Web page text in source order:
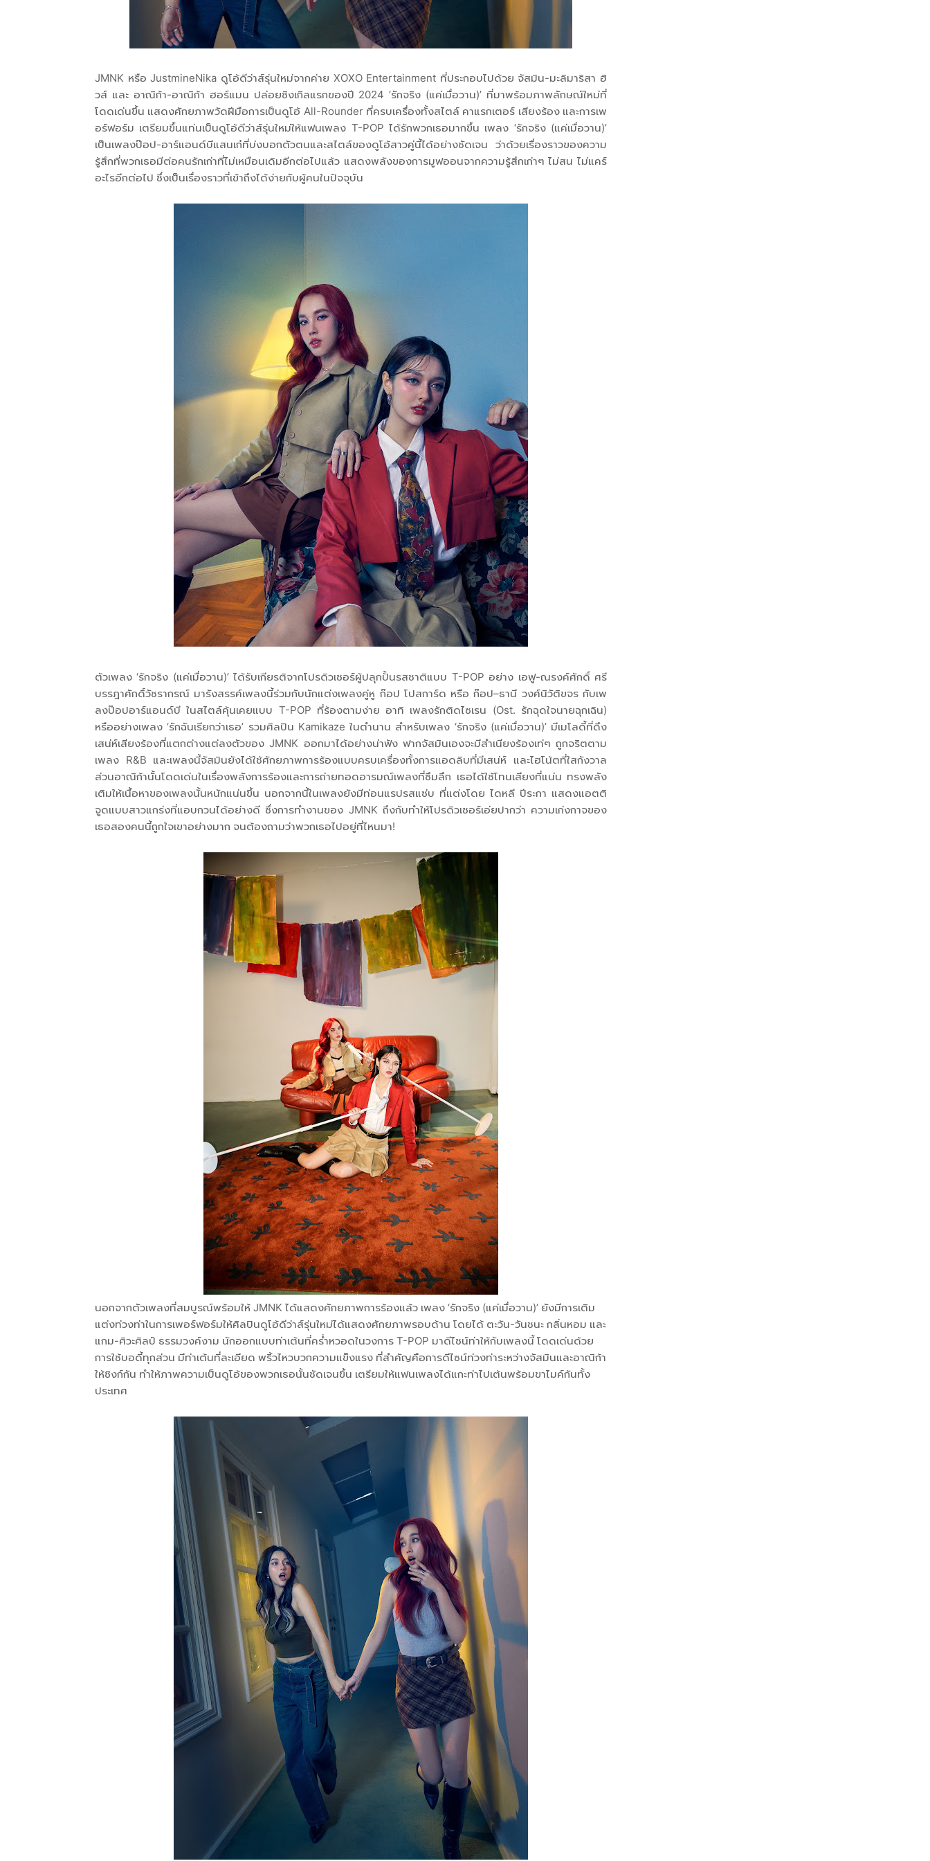
JMNK หรือ JustmineNika ดูโอ้ดีว่าส์รุ่นใหม่จากค่าย XOXO Entertainment ที่ประกอบไปด้วย จัสมิน-มะลิมาริสา ฮิ
วส์ และ อาณิก้า-อาณิก้า ฮอร์แมน ปล่อยซิงเกิลแรกของปี 2024 ‘รักจริง (แค่เมื่อวาน)’ ที่มาพร้อมภาพลักษณ์ใหม่ที่
โดดเด่นขึ้น แสดงศักยภาพวัดฝีมือการเป็นดูโอ้ All-Rounder ที่ครบเครื่องทั้งสไตล์ คาแรกเตอร์ เสียงร้อง และการเพ
อร์ฟอร์ม เตรียมขึ้นแท่นเป็นดูโอ้ดีว่าส์รุ่นใหม่ให้แฟนเพลง T-POP ได้รักพวกเธอมากขึ้น เพลง ‘รักจริง (แค่เมื่อวาน)’
เป็นเพลงป๊อป-อาร์แอนด์บีแสนเก๋ที่บ่งบอกตัวตนและสไตล์ของดูโอ้สาวคู่นี้ได้อย่างชัดเจน ว่าด้วยเรื่องราวของความ
รู้สึกที่พวกเธอมีต่อคนรักเก่าที่ไม่เหมือนเดิมอีกต่อไปแล้ว แสดงพลังของการมูฟออนจากความรู้สึกเก่าๆ ไม่สน ไม่แคร์
อะไรอีกต่อไป ซึ่งเป็นเรื่องราวที่เข้าถึงได้ง่ายกับผู้คนในปัจจุบัน
ตัวเพลง ‘รักจริง (แค่เมื่อวาน)’ ได้รับเกียรติจากโปรดิวเซอร์ผู้ปลุกปั้นรสชาติแบบ T-POP อย่าง เอฟู-ณรงค์ศักดิ์ ศรี
บรรฎาศักดิ์วัชรากรณ์ มารังสรรค์เพลงนี้ร่วมกับนักแต่งเพลงคู่หู ก๊อป โปสการ์ด หรือ ก๊อป–ธานี วงศ์นิวัติขจร กับเพ
ลงป๊อปอาร์แอนด์บี ในสไตล์คุ้นเคยแบบ T-POP ที่ร้องตามง่าย อาทิ เพลงรักติดไซเรน (Ost. รักฉุดใจนายฉุกเฉิน)
หรืออย่างเพลง ‘รักฉันเรียกว่าเธอ’ รวมศิลปิน Kamikaze ในตำนาน สำหรับเพลง ‘รักจริง (แค่เมื่อวาน)’ มีเมโลดี้ที่ดึง
เสน่ห์เสียงร้องที่แตกต่างแต่ลงตัวของ JMNK ออกมาได้อย่างน่าฟัง ฟากจัสมินเองจะมีสำเนียงร้องเท่ๆ ถูกจริตตาม
เพลง R&B และเพลงนี้จัสมินยังได้ใช้ศักยภาพการร้องแบบครบเครื่องทั้งการแอดลิบที่มีเสน่ห์ และไฮโน้ตที่ใสกังวาล
ส่วนอาณิก้านั้นโดดเด่นในเรื่องพลังการร้องและการถ่ายทอดอารมณ์เพลงที่ซึมลึก เธอได้ใช้โทนเสียงที่แน่น ทรงพลัง
เติมให้เนื้อหาของเพลงนั้นหนักแน่นขึ้น นอกจากนี้ในเพลงยังมีท่อนแรปรสแซ่บ ที่แต่งโดย ไดหลี ปีระกา แสดงแอตติ
จูดแบบสาวแกร่งที่แอบกวนได้อย่างดี ซึ่งการทำงานของ JMNK ถึงกับทำให้โปรดิวเซอร์เอ่ยปากว่า ความเก่งกาจของ
เธอสองคนนี้ถูกใจเขาอย่างมาก จนต้องถามว่าพวกเธอไปอยู่ที่ไหนมา!
นอกจากตัวเพลงที่สมบูรณ์พร้อมให้ JMNK ได้แสดงศักยภาพการร้องแล้ว เพลง ‘รักจริง (แค่เมื่อวาน)’ ยังมีการเติม
แต่งท่วงท่าในการเพอร์ฟอร์มให้ศิลปินดูโอ้ดีว่าส์รุ่นใหม่ได้แสดงศักยภาพรอบด้าน โดยได้ ตะวัน-วันชนะ กลิ่นหอม และ
แกม-ศิวะศิลป์ ธรรมวงค์งาม นักออกแบบท่าเต้นที่คร่ำหวอดในวงการ T-POP มาดีไซน์ท่าให้กับเพลงนี้ โดดเด่นด้วย
การใช้บอดี้ทุกส่วน มีท่าเต้นที่ละเอียด พริ้วไหวบวกความแข็งแรง ที่สำคัญคือการดีไซน์ท่วงท่าระหว่างจัสมินและอาณิก้า
ให้ซิงก์กัน ทำให้ภาพความเป็นดูโอ้ของพวกเธอนั้นชัดเจนขึ้น เตรียมให้แฟนเพลงได้แกะท่าไปเต้นพร้อมขาไมค์กันทั้ง
ประเทศ